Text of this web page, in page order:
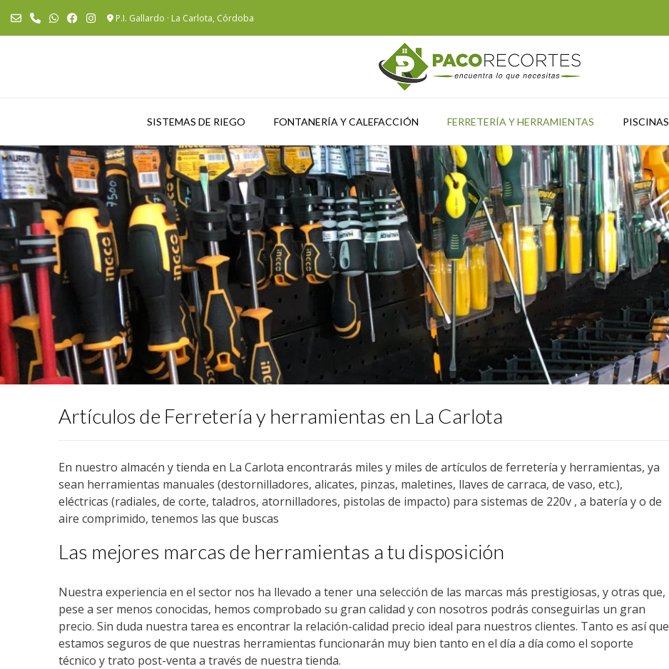
P.I. Gallardo · La Carlota, Córdoba
SISTEMAS DE RIEGO FONTANERÍA Y CALEFACCIÓN FERRETERÍA Y HERRAMIENTAS PISCINAS
Artículos de Ferretería y herramientas en La Carlota
En nuestro almacén y tienda en La Carlota encontrarás miles y miles de artículos de ferretería y herramientas, ya
sean herramientas manuales (destornilladores, alicates, pinzas, maletines, llaves de carraca, de vaso, etc.),
eléctricas (radiales, de corte, taladros, atornilladores, pistolas de impacto) para sistemas de 220v , a batería y o de
aire comprimido, tenemos las que buscas
Las mejores marcas de herramientas a tu disposición
Nuestra experiencia en el sector nos ha llevado a tener una selección de las marcas más prestigiosas, y otras que,
pese a ser menos conocidas, hemos comprobado su gran calidad y con nosotros podrás conseguirlas un gran
precio. Sin duda nuestra tarea es encontrar la relación-calidad precio ideal para nuestros clientes. Tanto es así que
estamos seguros de que nuestras herramientas funcionarán muy bien tanto en el día a día como el soporte
técnico y trato post-venta a través de nuestra tienda.